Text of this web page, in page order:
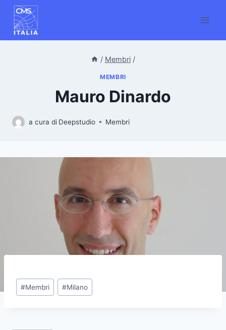
Salta
contenuto
/ Membri /
MEMBRI
Mauro Dinardo
a cura di Deepstudio Membri
Tag
articolo:
#Membri #Milano